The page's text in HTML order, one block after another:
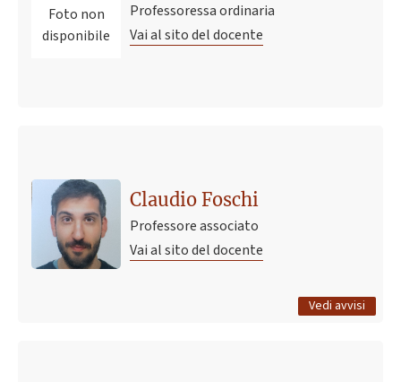
Foto non
disponibile
Professoressa ordinaria
Vai al sito del docente
Claudio Foschi
Professore associato
Vai al sito del docente
Vedi avvisi
3 marzo 2020 10:51
Tutti gli avvisi